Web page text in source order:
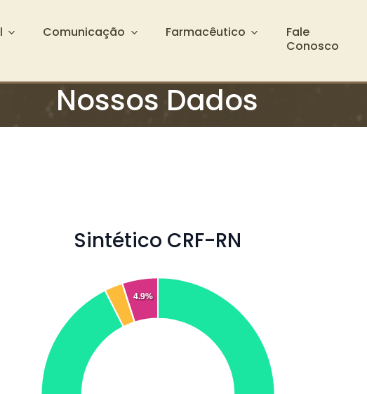
Comunicação Farmacêutico
Fale
Conosco
Nossos Dados
Sintético CRF-RN
4.9%